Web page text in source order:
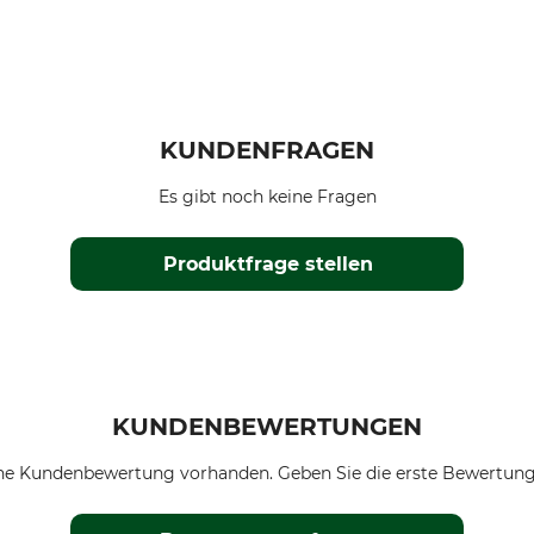
KUNDENFRAGEN
Produktfrage stellen
Es gibt noch keine Fragen
KUNDENBEWERTUNGEN
Kundenbewertung vorhanden. Geben Sie die erste